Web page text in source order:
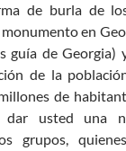
de burla de
en
guía de
de la
de
dar usted una
grupos,